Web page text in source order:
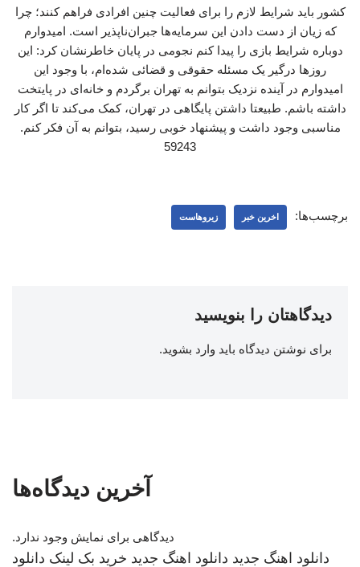
کشور باید شرایط لازم را برای فعالیت چنین افرادی فراهم کنند؛ چرا
که زیان از دست دادن این‌ سرمایه‌ها جبران‌ناپذیر است. امیدوارم
دوباره شرایط بازی را پیدا کنم نجومی در پایان خاطرنشان کرد: این
روزها درگیر یک مسئله حقوقی و قضائی شده‌ام، با وجود این
امیدوارم در آینده نزدیک بتوانم به تهران برگردم و خانه‌ای در پایتخت
داشته باشم. طبیعتا داشتن پایگاهی در تهران، کمک می‌کند تا اگر کار
مناسبی وجود داشت و پیشنهاد خوبی رسید، بتوانم به آن فکر کنم.
59243
برچسب‌ها: اخرین خبر زیروهاست
دیدگاهتان را بنویسید
برای نوشتن دیدگاه باید وارد بشوید.
آخرین دیدگاه‌ها
دیدگاهی برای نمایش وجود ندارد.
دانلود اهنگ جدید دانلود اهنگ جدید خرید بک لینک دانلود